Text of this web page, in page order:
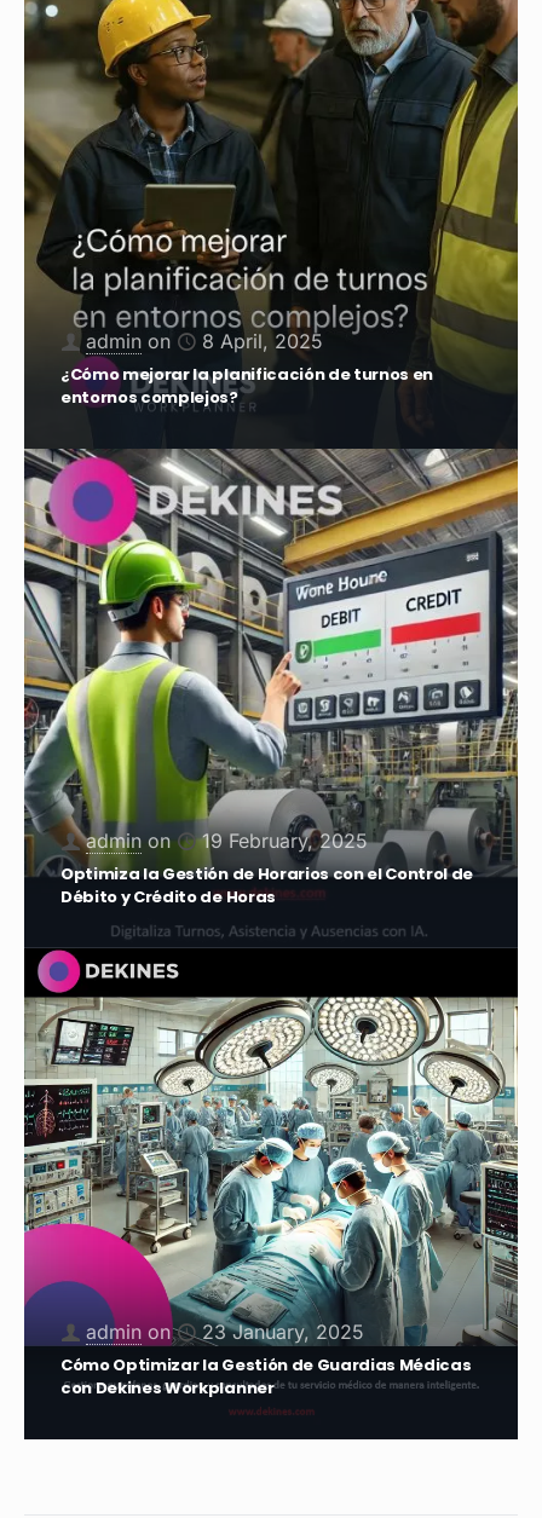
admin 19 February, 2025
Optimiza la Gestión de Horarios con el Control de
Débito y Crédito de Horas
admin on 23 January, 2025
Cómo Optimizar la Gestión de Guardias Médicas
con Dekines Workplanner